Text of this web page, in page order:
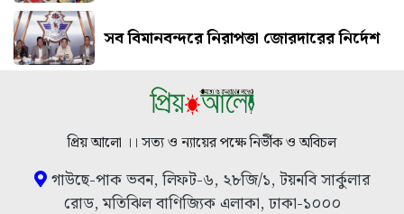
সব বিমানবন্দরে নিরাপত্তা জোরদারের নির্দেশ
প্রিয় আলো ।। সত্য ও ন্যায়ের পক্ষে নির্ভীক ও অবিচল
গাউছে-পাক ভবন, লিফট-৬, ২৮জি/১, টয়নবি সার্কুলার
রোড, মতিঝিল বাণিজ্যিক এলাকা, ঢাকা-১০০০